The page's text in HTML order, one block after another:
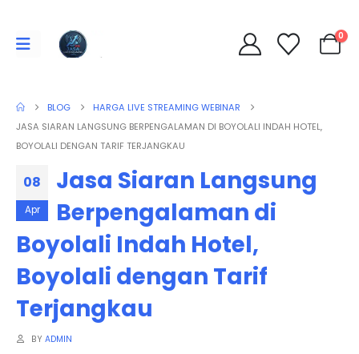
0
BLOG
HARGA LIVE STREAMING WEBINAR
JASA SIARAN LANGSUNG BERPENGALAMAN DI BOYOLALI INDAH HOTEL,
BOYOLALI DENGAN TARIF TERJANGKAU
08
Apr
Jasa Siaran Langsung
Berpengalaman di
Boyolali Indah Hotel,
Boyolali dengan Tarif
Terjangkau
BY ADMIN